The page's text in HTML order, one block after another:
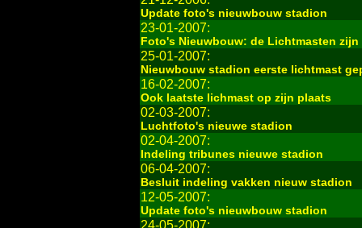
Update foto's nieuwbouw stadion
23-01-2007:
Foto's Nieuwbouw: de Lichtmasten zijn
25-01-2007:
Nieuwbouw stadion eerste lichtmast
16-02-2007:
Ook laatste lichmast op zijn plaats
02-03-2007:
Luchtfoto's nieuwe stadion
02-04-2007:
Indeling tribunes nieuwe stadion
06-04-2007:
Besluit indeling vakken nieuw stadion
12-05-2007:
Update foto's nieuwbouw stadion
24-05-2007: